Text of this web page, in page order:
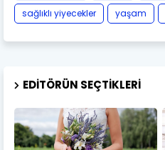
sağlıklı yiyecekler
yaşam
EDITÖRÜN SEÇTIKLERI